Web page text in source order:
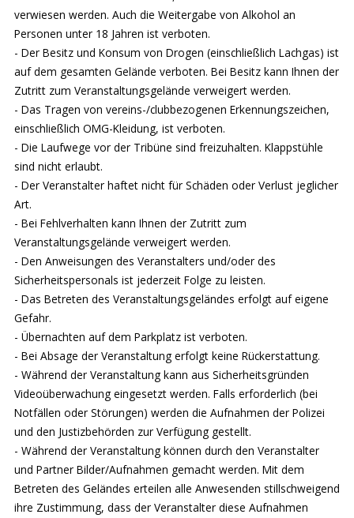
verwiesen werden. Auch die Weitergabe von Alkohol an
Personen unter 18 Jahren ist verboten.
- Der Besitz und Konsum von Drogen (einschließlich Lachgas) ist
auf dem gesamten Gelände verboten. Bei Besitz kann Ihnen der
Zutritt zum Veranstaltungsgelände verweigert werden.
- Das Tragen von vereins-/clubbezogenen Erkennungszeichen,
einschließlich OMG-Kleidung, ist verboten.
- Die Laufwege vor der Tribüne sind freizuhalten. Klappstühle
sind nicht erlaubt.
- Der Veranstalter haftet nicht für Schäden oder Verlust jeglicher
Art.
- Bei Fehlverhalten kann Ihnen der Zutritt zum
Veranstaltungsgelände verweigert werden.
- Den Anweisungen des Veranstalters und/oder des
Sicherheitspersonals ist jederzeit Folge zu leisten.
- Das Betreten des Veranstaltungsgeländes erfolgt auf eigene
Gefahr.
- Übernachten auf dem Parkplatz ist verboten.
- Bei Absage der Veranstaltung erfolgt keine Rückerstattung.
- Während der Veranstaltung kann aus Sicherheitsgründen
Videoüberwachung eingesetzt werden. Falls erforderlich (bei
Notfällen oder Störungen) werden die Aufnahmen der Polizei
und den Justizbehörden zur Verfügung gestellt.
- Während der Veranstaltung können durch den Veranstalter
und Partner Bilder/Aufnahmen gemacht werden. Mit dem
Betreten des Geländes erteilen alle Anwesenden stillschweigend
ihre Zustimmung, dass der Veranstalter diese Aufnahmen